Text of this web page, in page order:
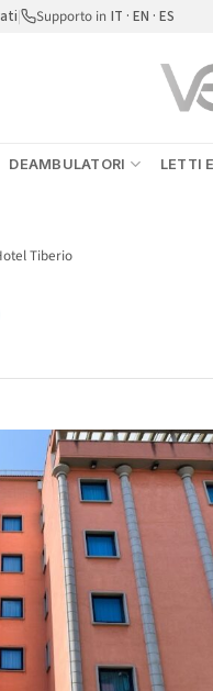
| Supporto in IT · EN · ES
DEAMBULATORI LETTI
Tiberio